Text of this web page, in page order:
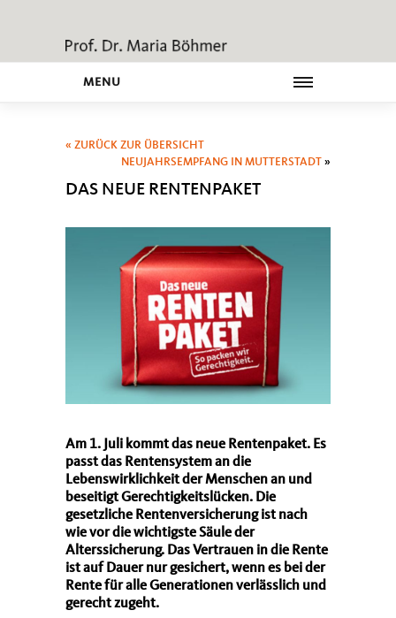
MENU
« ZURÜCK ZUR ÜBERSICHT
NEUJAHRSEMPFANG IN MUTTERSTADT »
DAS NEUE RENTENPAKET
Am 1. Juli kommt das neue Rentenpaket. Es
passt das Rentensystem an die
Lebenswirklichkeit der Menschen an und
beseitigt Gerechtigkeitslücken. Die
gesetzliche Rentenversicherung ist nach
wie vor die wichtigste Säule der
Alterssicherung. Das Vertrauen in die Rente
ist auf Dauer nur gesichert, wenn es bei der
Rente für alle Generationen verlässlich und
gerecht zugeht.